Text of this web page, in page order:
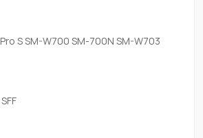
S SM-W700 SM-700N SM-W703